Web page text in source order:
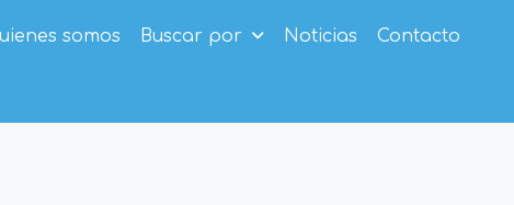
somos Buscar por Noticias Contacto